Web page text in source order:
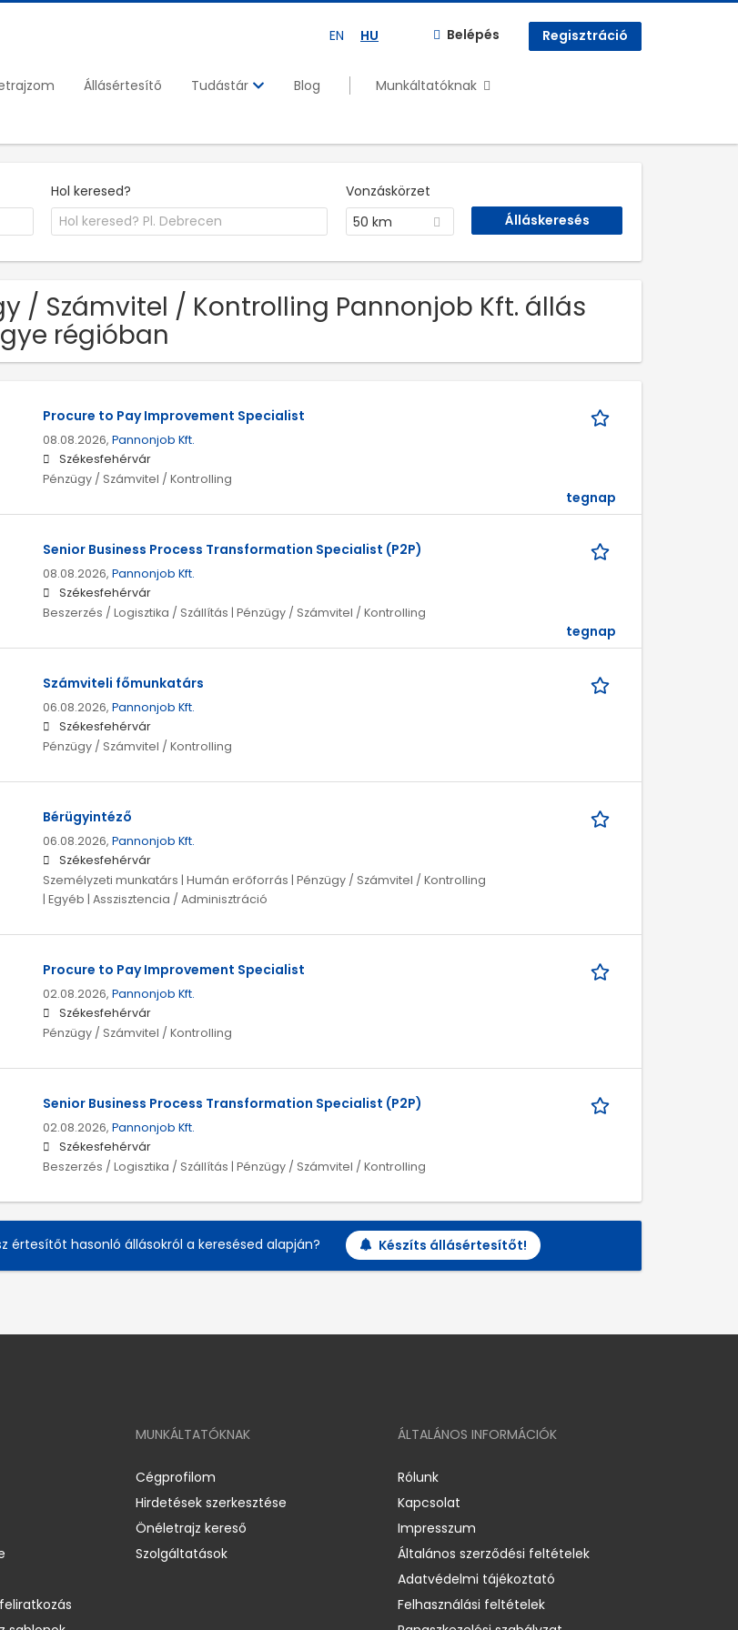
EN HU Belépés Regisztráció
Állásértesítő Tudástár Blog
Munkáltatóknak
Hol keresed?
Vonzáskörzet
50 km
/ Számvitel / Kontrolling Pannonjob Kft. állás
régióban
Procure to Pay Improvement Specialist
08.08.2026, Pannonjob Kft.
Székesfehérvár
Pénzügy / Számvitel / Kontrolling
tegnap
Senior Business Process Transformation Specialist (P2P)
08.08.2026, Pannonjob Kft.
Székesfehérvár
Beszerzés / Logisztika / Szállítás | Pénzügy / Számvitel / Kontrolling
tegnap
Számviteli főmunkatárs
06.08.2026, Pannonjob Kft.
Székesfehérvár
Pénzügy / Számvitel / Kontrolling
Bérügyintéző
06.08.2026, Pannonjob Kft.
Székesfehérvár
Személyzeti munkatárs | Humán erőforrás | Pénzügy / Számvitel / Kontrolling
| Egyéb | Asszisztencia / Adminisztráció
Procure to Pay Improvement Specialist
02.08.2026, Pannonjob Kft.
Székesfehérvár
Pénzügy / Számvitel / Kontrolling
Senior Business Process Transformation Specialist (P2P)
02.08.2026, Pannonjob Kft.
Székesfehérvár
Beszerzés / Logisztika / Szállítás | Pénzügy / Számvitel / Kontrolling
értesítőt hasonló állásokról a keresésed alapján? Készíts állásértesítőt!
MUNKÁLTATÓKNAK
Cégprofilom
Hirdetések szerkesztése
Önéletrajz kereső
Szolgáltatások
ÁLTALÁNOS INFORMÁCIÓK
Rólunk
Kapcsolat
Impresszum
Általános szerződési feltételek
Adatvédelmi tájékoztató
Felhasználási feltételek